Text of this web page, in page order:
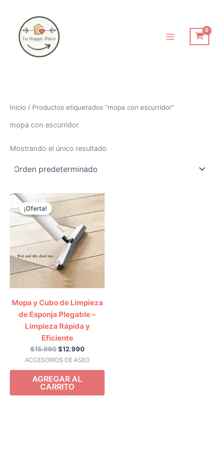
contenido
Inicio / Productos etiquetados “mopa con escurridor”
mopa con escurridor
Mostrando el único resultado
¡Oferta!
ACCESORIOS DE ASEO
Mopa y Cubo de Limpieza
de Esponja Plegable –
Limpieza Rápida y
Eficiente
$15.990
original
era:
$15.990.
$12.990
El
precio
actual
es:
$12.990.
AGREGAR AL
CARRITO